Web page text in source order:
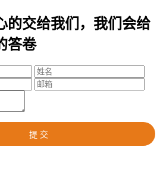
的交给我们，我们会给
答卷